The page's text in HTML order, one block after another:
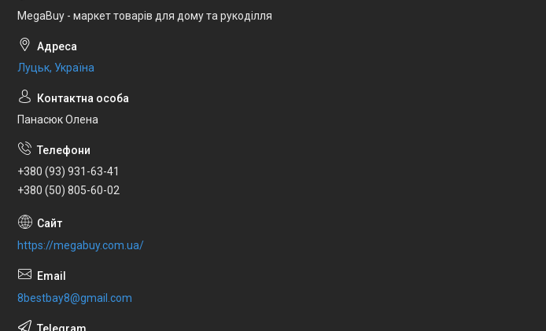
MegaBuy - маркет товарів для дому та рукоділля
Луцьк, Україна
Панасюк Олена
+380 (93) 931-63-41
+380 (50) 805-60-02
https://megabuy.com.ua/
8bestbay8@gmail.com